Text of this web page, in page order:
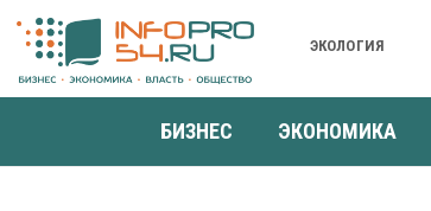
ЭКОЛОГИЯ
БИЗНЕС ЭКОНОМИКА